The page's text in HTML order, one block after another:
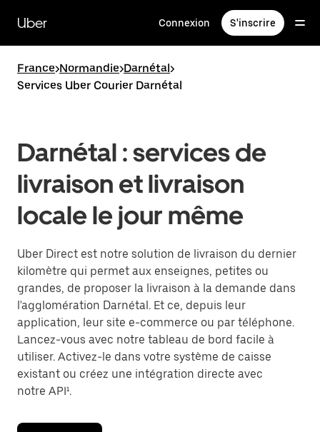
contenu
principal
Uber Connexion S'inscrire
France>Normandie>Darnétal>
Services Uber Courier Darnétal
Darnétal : services de
livraison et livraison
locale le jour même
Uber Direct est notre solution de livraison du dernier
kilomètre qui permet aux enseignes, petites ou
grandes, de proposer la livraison à la demande dans
l'agglomération Darnétal. Et ce, depuis leur
application, leur site e-commerce ou par téléphone.
Lancez-vous avec notre tableau de bord facile à
utiliser. Activez-le dans votre système de caisse
existant ou créez une intégration directe avec
notre API¹.